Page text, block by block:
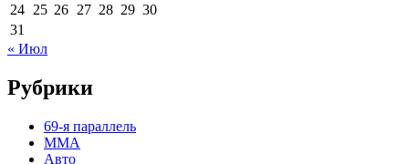
24 25 26 27 28 29 30
31
« Июл
Рубрики
69-я параллель
MMA
Авто